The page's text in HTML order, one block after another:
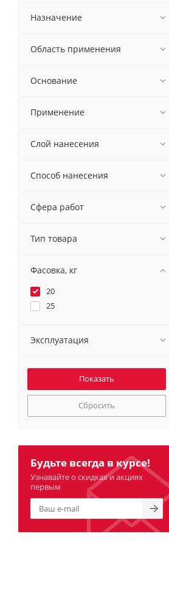
Назначение
Область применения
Основание
Применение
Слой нанесения
Способ нанесения
Сфера работ
Тип товара
Фасовка, кг
20
25
Эксплуатация
Сбросить
Будьте всегда в курсе!
Узнавайте о скидках и акциях
первым